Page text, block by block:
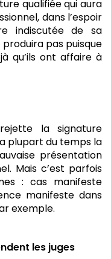
qualifiée qui aura
dans l’espoir
indiscutée de sa
pas puisque
qu’ils ont affaire à
la signature
plupart du temps la
présentation
Mais c’est parfois
: cas manifeste
manifeste dans
exemple.
les juges